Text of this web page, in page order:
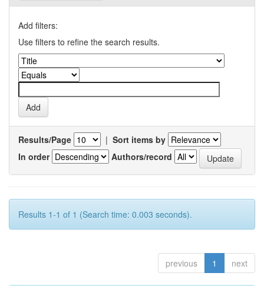
Add filters:
Use filters to refine the search results.
Results/Page | Sort items by
In order
Authors/record
Results 1-1 of 1 (Search time: 0.003 seconds).
previous 1 next